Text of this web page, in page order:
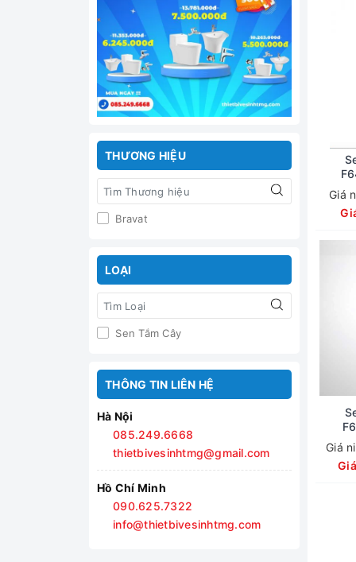
THƯƠNG HIỆU
Bravat
LOẠI
Sen Tắm Cây
THÔNG TIN LIÊN HỆ
Hà Nội
085.249.6668
thietbivesinhtmg@gmail.com
Hồ Chí Minh
090.625.7322
info@thietbivesinhtmg.com
Giá
Giá